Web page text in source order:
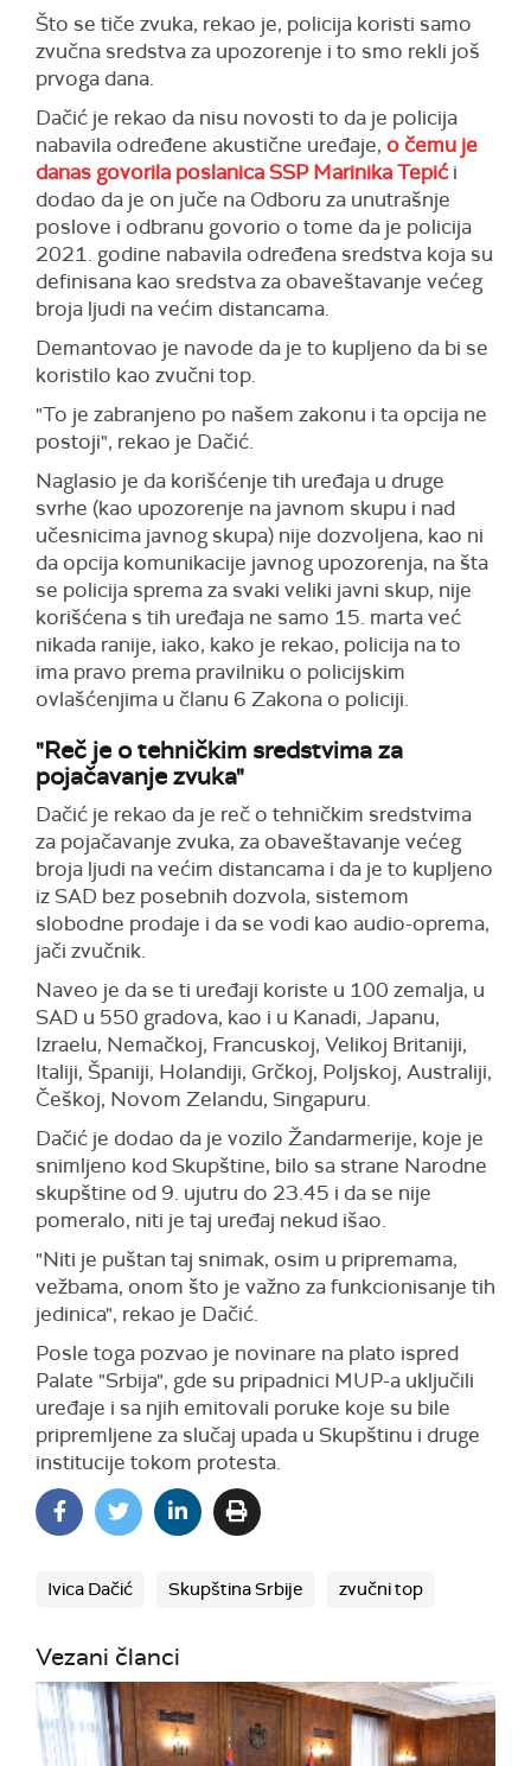
Što se tiče zvuka, rekao je, policija koristi samo
zvučna sredstva za upozorenje i to smo rekli još
prvoga dana.
Dačić je rekao da nisu novosti to da je policija
nabavila određene akustične uređaje, o čemu je
danas govorila poslanica SSP Marinika Tepić i
dodao da je on juče na Odboru za unutrašnje
poslove i odbranu govorio o tome da je policija
2021. godine nabavila određena sredstva koja su
definisana kao sredstva za obaveštavanje većeg
broja ljudi na većim distancama.
Demantovao je navode da je to kupljeno da bi se
koristilo kao zvučni top.
"To je zabranjeno po našem zakonu i ta opcija ne
postoji", rekao je Dačić.
Naglasio je da korišćenje tih uređaja u druge
svrhe (kao upozorenje na javnom skupu i nad
učesnicima javnog skupa) nije dozvoljena, kao ni
da opcija komunikacije javnog upozorenja, na šta
se policija sprema za svaki veliki javni skup, nije
korišćena s tih uređaja ne samo 15. marta već
nikada ranije, iako, kako je rekao, policija na to
ima pravo prema pravilniku o policijskim
ovlašćenjima u članu 6 Zakona o policiji.
"Reč je o tehničkim sredstvima za
pojačavanje zvuka"
Dačić je rekao da je reč o tehničkim sredstvima
za pojačavanje zvuka, za obaveštavanje većeg
broja ljudi na većim distancama i da je to kupljeno
iz SAD bez posebnih dozvola, sistemom
slobodne prodaje i da se vodi kao audio-oprema,
jači zvučnik.
Naveo je da se ti uređaji koriste u 100 zemalja, u
SAD u 550 gradova, kao i u Kanadi, Japanu,
Izraelu, Nemačkoj, Francuskoj, Velikoj Britaniji,
Italiji, Španiji, Holandiji, Grčkoj, Poljskoj, Australiji,
Češkoj, Novom Zelandu, Singapuru.
Dačić je dodao da je vozilo Žandarmerije, koje je
snimljeno kod Skupštine, bilo sa strane Narodne
skupštine od 9. ujutru do 23.45 i da se nije
pomeralo, niti je taj uređaj nekud išao.
"Niti je puštan taj snimak, osim u pripremama,
vežbama, onom što je važno za funkcionisanje tih
jedinica", rekao je Dačić.
Posle toga pozvao je novinare na plato ispred
Palate "Srbija", gde su pripadnici MUP-a uključili
uređaje i sa njih emitovali poruke koje su bile
pripremljene za slučaj upada u Skupštinu i druge
institucije tokom protesta.
Ivica Dačić Skupština Srbije zvučni top
Vezani članci